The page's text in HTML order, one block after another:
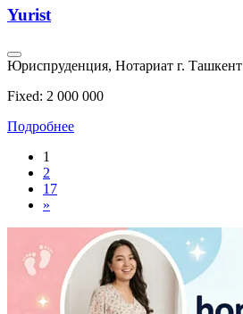
Yurist
Юриспруденция, Нотариат г. Ташкент
Fixed: 2 000 000
Подробнее
1
2
17
»